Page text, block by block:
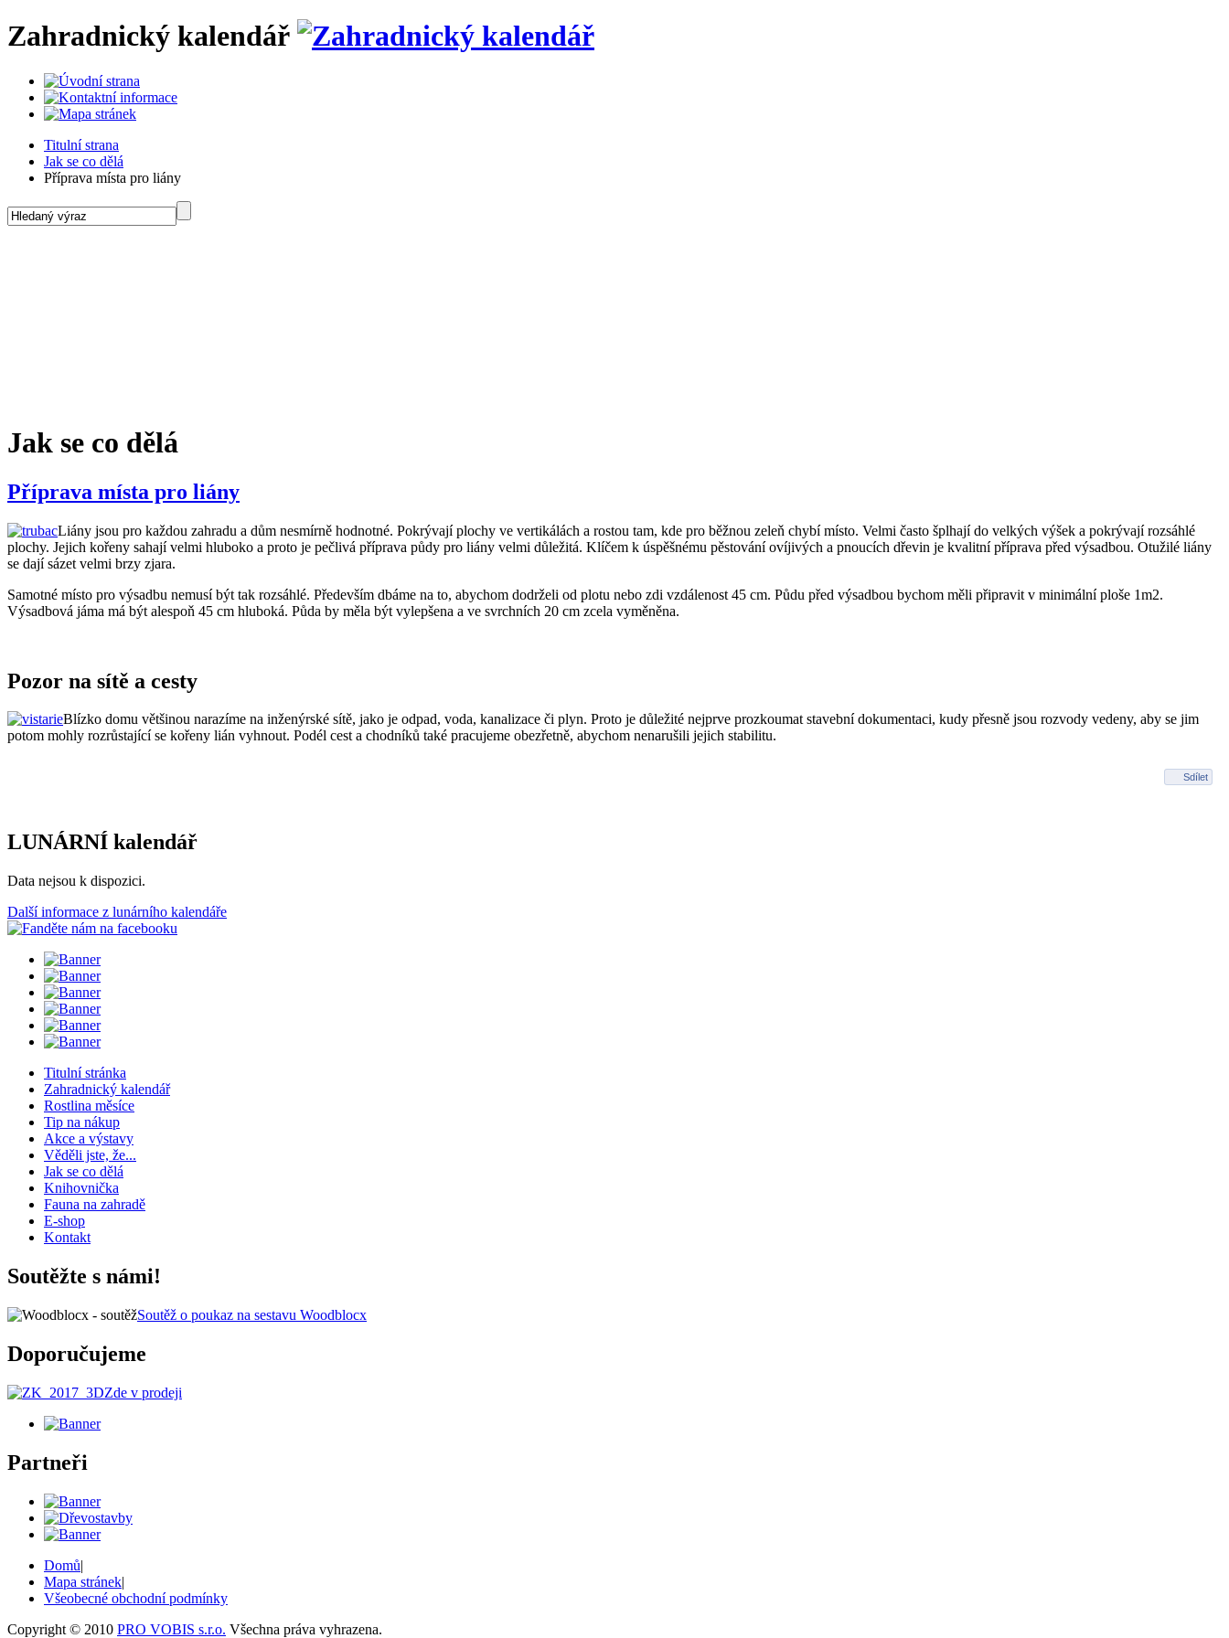
Zahradnický kalendář
Titulní strana
Jak se co dělá
Příprava místa pro liány
Jak se co dělá
Příprava místa pro liány
Liány jsou pro každou zahradu a dům nesmírně hodnotné. Pokrývají plochy ve vertikálách a rostou tam, kde pro běžnou zeleň chybí místo. Velmi často šplhají do velkých výšek a pokrývají rozsáhlé
plochy. Jejich kořeny sahají velmi hluboko a proto je pečlivá příprava půdy pro liány velmi důležitá. Klíčem k úspěšnému pěstování ovíjivých a pnoucích dřevin je kvalitní příprava před výsadbou. Otužilé liány
se dají sázet velmi brzy zjara.
Samotné místo pro výsadbu nemusí být tak rozsáhlé. Především dbáme na to, abychom dodrželi od plotu nebo zdi vzdálenost 45 cm. Půdu před výsadbou bychom měli připravit v minimální ploše 1m2.
Výsadbová jáma má být alespoň 45 cm hluboká. Půda by měla být vylepšena a ve svrchních 20 cm zcela vyměněna.
Pozor na sítě a cesty
Blízko domu většinou narazíme na inženýrské sítě, jako je odpad, voda, kanalizace či plyn. Proto je důležité nejprve prozkoumat stavební dokumentaci, kudy přesně jsou rozvody vedeny, aby se jim
potom mohly rozrůstající se kořeny lián vyhnout. Podél cest a chodníků také pracujeme obezřetně, abychom nenarušili jejich stabilitu.
Sdílet
LUNÁRNÍ kalendář
Data nejsou k dispozici.
Další informace z lunárního kalendáře
Titulní stránka
Zahradnický kalendář
Rostlina měsíce
Tip na nákup
Akce a výstavy
Věděli jste, že...
Jak se co dělá
Knihovnička
Fauna na zahradě
E-shop
Kontakt
Soutěžte s námi!
Soutěž o poukaz na sestavu Woodblocx
Doporučujeme
Zde v prodeji
Partneři
Domů|
Mapa stránek|
Všeobecné obchodní podmínky
Copyright © 2010 PRO VOBIS s.r.o. Všechna práva vyhrazena.